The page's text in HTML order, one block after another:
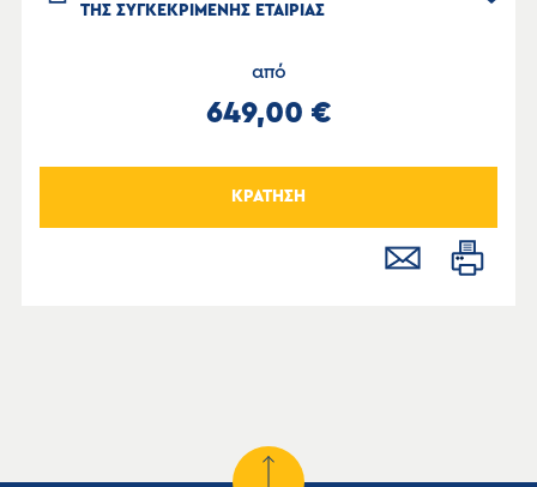
ΤΗΣ ΣΥΓΚΕΚΡΙΜΕΝΗΣ ΕΤΑΙΡΙΑΣ
από
649,00 €
ΚΡΑΤΗΣΗ